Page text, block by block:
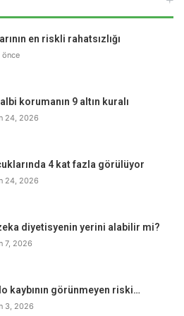
belirten Doç. Dr. Enes Murat
düşünerek günde 5-6 litre su
artarken sodyum düzeyi
hiponatremi gelişebilir.
tiroid bozukluğu, kalp yetmezliği,
yetmezliğinde de
bir hiponatremi nedeni ise
anti-diüretik hormonun fazla
etkisine böbreğin yanıt
türlerinde ADH benzeri
ile hiponatremi gelişebilir”
en riskli rahatsızlığı
önce
korumanın 9 altın kuralı
24, 2026
4 kat fazla görülüyor
24, 2026
diyetisyenin yerini alabilir mi?
7, 2026
kaybının görünmeyen riski…
3, 2026